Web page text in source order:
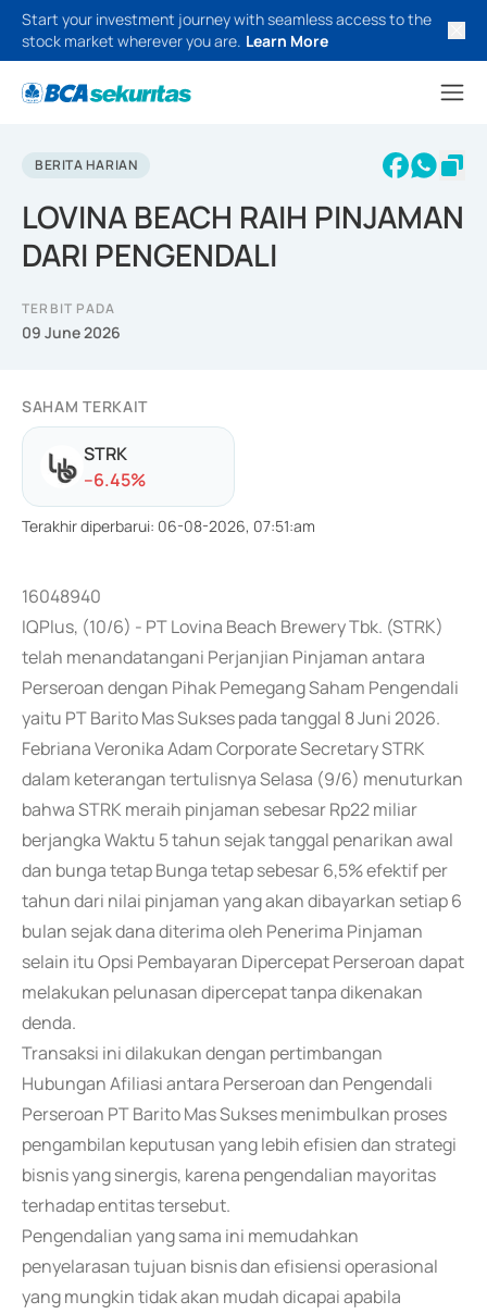
Start your investment journey with seamless access to the
stock market wherever you are. Learn More
BERITA HARIAN
LOVINA BEACH RAIH PINJAMAN
DARI PENGENDALI
TERBIT PADA
09 June 2026
SAHAM TERKAIT
STRK
--6.45%
Terakhir diperbarui: 06-08-2026, 07:51:am
16048940
IQPlus, (10/6) - PT Lovina Beach Brewery Tbk. (STRK)
telah menandatangani Perjanjian Pinjaman antara
Perseroan dengan Pihak Pemegang Saham Pengendali
yaitu PT Barito Mas Sukses pada tanggal 8 Juni 2026.
Febriana Veronika Adam Corporate Secretary STRK
dalam keterangan tertulisnya Selasa (9/6) menuturkan
bahwa STRK meraih pinjaman sebesar Rp22 miliar
berjangka Waktu 5 tahun sejak tanggal penarikan awal
dan bunga tetap Bunga tetap sebesar 6,5% efektif per
tahun dari nilai pinjaman yang akan dibayarkan setiap 6
bulan sejak dana diterima oleh Penerima Pinjaman
selain itu Opsi Pembayaran Dipercepat Perseroan dapat
melakukan pelunasan dipercepat tanpa dikenakan
denda.
Transaksi ini dilakukan dengan pertimbangan
Hubungan Afiliasi antara Perseroan dan Pengendali
Perseroan PT Barito Mas Sukses menimbulkan proses
pengambilan keputusan yang lebih efisien dan strategi
bisnis yang sinergis, karena pengendalian mayoritas
terhadap entitas tersebut.
Pengendalian yang sama ini memudahkan
penyelarasan tujuan bisnis dan efisiensi operasional
yang mungkin tidak akan mudah dicapai apabila